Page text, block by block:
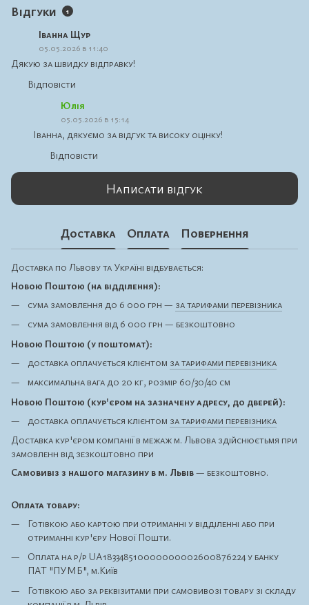
Відгуки 1
Іванна Щур
05.05.2026 в 11:40
Дякую за швидку відправку!
Відповісти
Юлія
05.05.2026 в 15:14
Іванна, дякуємо за відгук та високу оцінку!
Відповісти
Написати відгук
Доставка Оплата Повернення
Доставка по Львову та Україні відбувається:
Новою Поштою (на відділення):
сума замовлення до 6 000 грн — за тарифами перевізника
сума замовлення від 6 000 грн — безкоштовно
Новою Поштою (у поштомат):
доставка оплачується клієнтом за тарифами перевізника
максимальна вага до 20 кг, розмір 60/30/40 см
Новою Поштою (кур'єром на зазначену адресу, до дверей):
доставка оплачується клієнтом за тарифами перевізника
Доставка кур'єром компанії в межаж м. Львова здійснюєтьмя при
замовленн від зезкоштовно при
Самовивіз з нашого магазину в м. Львів— безкоштовно.
Оплата товару:
Готівкою або картою при отриманні у відділенні або при
отриманні кур'єру Нової Пошти.
Оплата на р/р UA183348510000000002600876224 у банку
ПАТ "ПУМБ", м.Київ
Готівкою або за реквізитами при самовивозі товару зі складу